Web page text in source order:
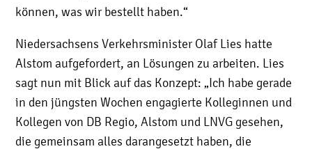
können, was wir bestellt haben.“
Niedersachsens Verkehrsminister Olaf Lies hatte
Alstom aufgefordert, an Lösungen zu arbeiten. Lies
sagt nun mit Blick auf das Konzept: „Ich habe gerade
in den jüngsten Wochen engagierte Kolleginnen und
Kollegen von DB Regio, Alstom und LNVG gesehen,
die gemeinsam alles darangesetzt haben, die